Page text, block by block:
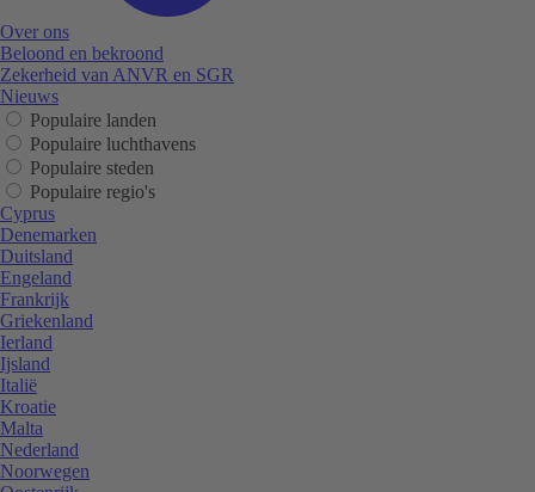
Over ons
Beloond en bekroond
Zekerheid van ANVR en SGR
Nieuws
Populaire landen
Populaire luchthavens
Populaire steden
Populaire regio's
Cyprus
Denemarken
Duitsland
Engeland
Frankrijk
Griekenland
Ierland
Ijsland
Italië
Kroatie
Malta
Nederland
Noorwegen